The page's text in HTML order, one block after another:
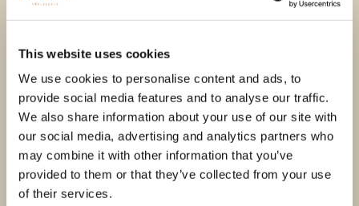
This website uses cookies
We use cookies to personalise content and ads, to
provide social media features and to analyse our traffic.
We also share information about your use of our site with
our social media, advertising and analytics partners who
may combine it with other information that you’ve
provided to them or that they’ve collected from your use
of their services.
375,00€
Ver opções
345,00€
Ver opções